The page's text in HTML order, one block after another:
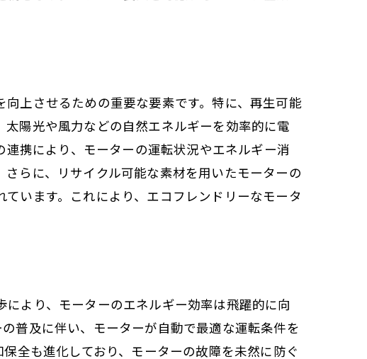
上させるための重要な要素です。特に、再生可能
陽光や風力などの自然エネルギーを効率的に電
携により、モーターの運転状況やエネルギー消
らに、リサイクル可能な素材を用いたモーターの
います。これにより、エコフレンドリーなモータ
より、モーターのエネルギー効率は飛躍的に向
普及に伴い、モーターが自動で最適な運転条件を
全も進化しており、モーターの故障を未然に防ぐ